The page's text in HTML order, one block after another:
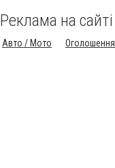
Реклама на сайті
Авто / Мото Оголошення